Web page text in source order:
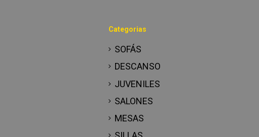
Categorias
SOFÁS
DESCANSO
JUVENILES
SALONES
MESAS